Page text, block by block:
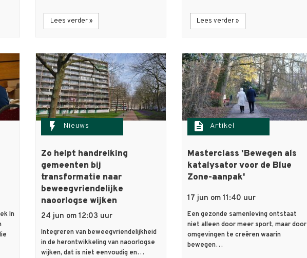
Lees verder » Lees verder »
In
flash_on Nieuws
Zo helpt handreiking
gemeenten bij
transformatie naar
beweegvriendelijke
naoorlogse wijken
24 jun om 12:03 uur
Integreren van beweegvriendelijkheid
in de herontwikkeling van naoorlogse
wijken, dat is niet eenvoudig en…
description Artikel
Masterclass 'Bewegen als
katalysator voor de Blue
Zone-aanpak'
17 jun om 11:40 uur
Een gezonde samenleving ontstaat
niet alleen door meer sport, maar door
omgevingen te creëren waarin
bewegen…